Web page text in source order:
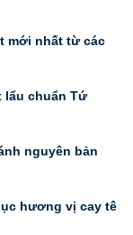
mới nhất từ các
lẩu chuẩn Tứ
nguyên bản
hương vị cay tê